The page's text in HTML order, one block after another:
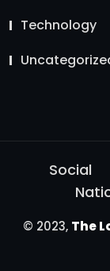
Technology
Social
© 2023, The